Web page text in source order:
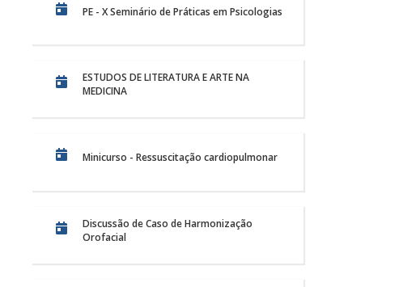
Enfermagem da Unichristus
O III Encontro de Ensino, Pesquisa e Extensão do
curso de Enfermagem da Unichristus, realizado...
PE - X Seminário de Práticas em Psicologias
ESTUDOS DE LITERATURA E ARTE NA
MEDICINA
Minicurso - Ressuscitação cardiopulmonar
Discussão de Caso de Harmonização
Orofacial